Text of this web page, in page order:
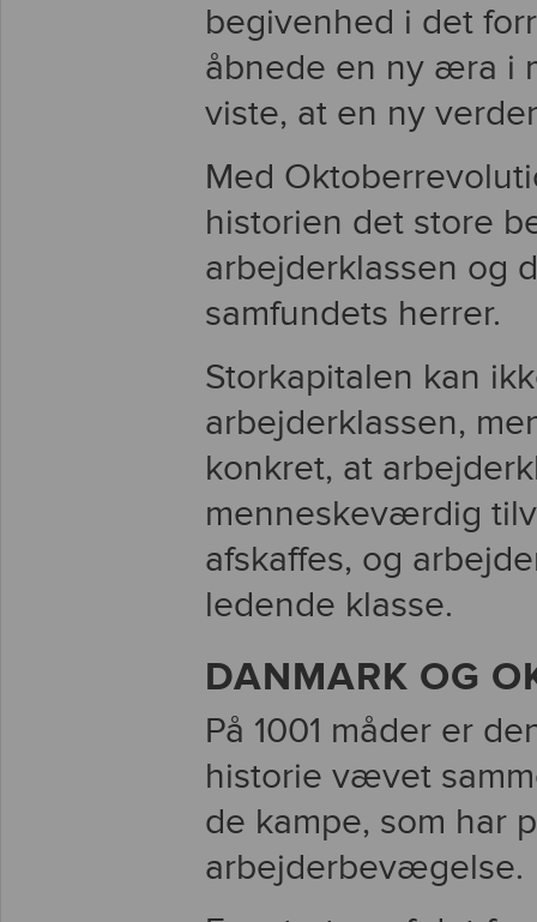
begivenhed i det
åbnede en ny æra i
viste, at en ny
Med
historien det store
arbejderklassen og
samfundets herrer.
Storkapitalen kan
arbejderklassen,
konkret, at
menneskeværdig
afskaffes, og
ledende klasse.
DANMARK OG
På 1001 måder er
historie vævet
de kampe, som har
arbejderbevægelse.